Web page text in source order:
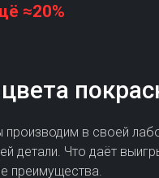
≈20%
в своей
детали. Что даёт
преимущества.